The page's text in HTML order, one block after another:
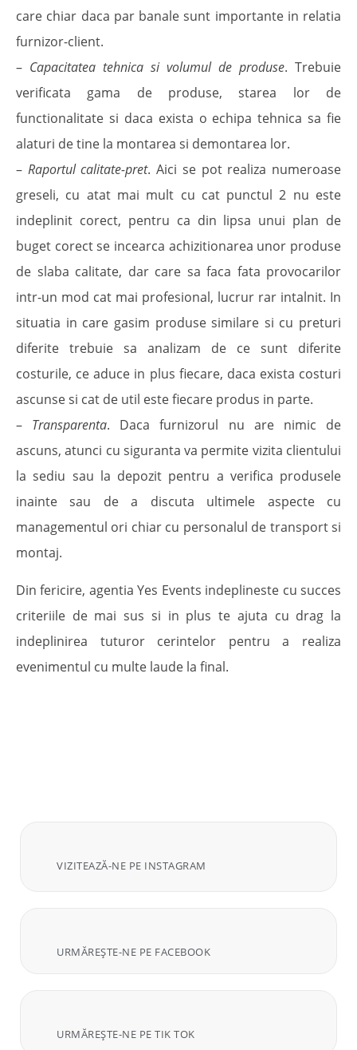
care chiar daca par banale sunt importante in relatia
furnizor-client.
– Capacitatea tehnica si volumul de produse. Trebuie
verificata gama de produse, starea lor de
functionalitate si daca exista o echipa tehnica sa fie
alaturi de tine la montarea si demontarea lor.
– Raportul calitate-pret. Aici se pot realiza numeroase
greseli, cu atat mai mult cu cat punctul 2 nu este
indeplinit corect, pentru ca din lipsa unui plan de
buget corect se incearca achizitionarea unor produse
de slaba calitate, dar care sa faca fata provocarilor
intr-un mod cat mai profesional, lucrur rar intalnit. In
situatia in care gasim produse similare si cu preturi
diferite trebuie sa analizam de ce sunt diferite
costurile, ce aduce in plus fiecare, daca exista costuri
ascunse si cat de util este fiecare produs in parte.
– Transparenta. Daca furnizorul nu are nimic de
ascuns, atunci cu siguranta va permite vizita clientului
la sediu sau la depozit pentru a verifica produsele
inainte sau de a discuta ultimele aspecte cu
managementul ori chiar cu personalul de transport si
montaj.
Din fericire, agentia Yes Events indeplineste cu succes
criteriile de mai sus si in plus te ajuta cu drag la
indeplinirea tuturor cerintelor pentru a realiza
evenimentul cu multe laude la final.
VIZITEAZĂ-NE PE INSTAGRAM
URMĂREȘTE-NE PE FACEBOOK
URMĂREȘTE-NE PE TIK TOK